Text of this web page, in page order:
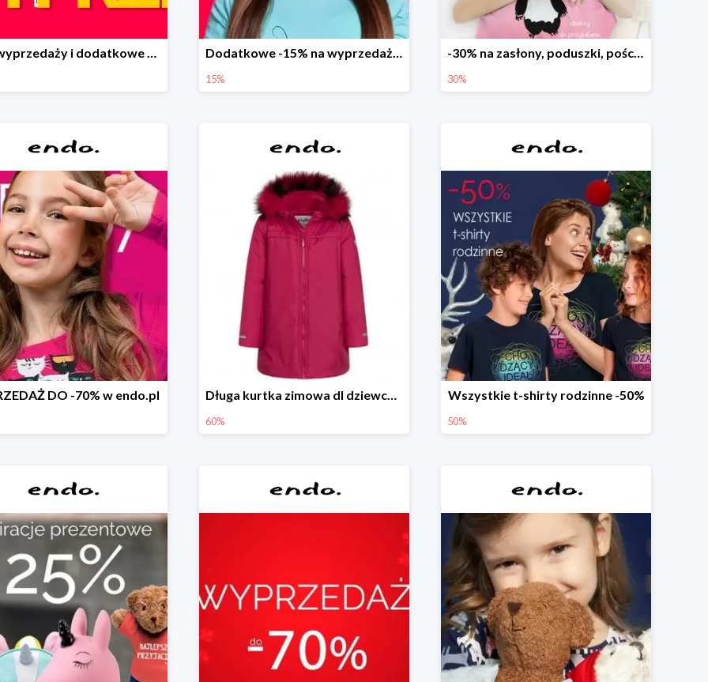
Finał wyprzedaży i dodatkowe 15% Dodatkowe -15% na wyprzedaż do -70%
15%
-30% na zasłony, poduszki, pościele dla dzieci
30%
DO -70% w endo.pl Długa kurtka zimowa dl dziewczynki
60%
Wszystkie t-shirty rodzinne -50%
50%